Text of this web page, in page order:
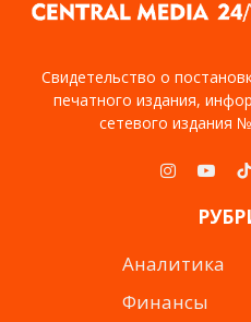
Свидетельство о
печатного издания,
сетевого издания
Instagram
Аналитика
Финансы